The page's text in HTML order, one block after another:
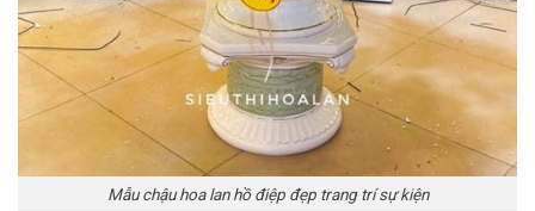
Mẫu chậu hoa lan hồ điệp đẹp trang trí sự kiện